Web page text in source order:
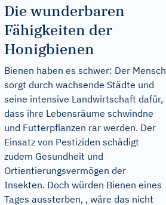
Die wunderbaren
Fähigkeiten der
Honigbienen
Bienen haben es schwer: Der Mensch
sorgt durch wachsende Städte und
seine intensive Landwirtschaft dafür,
dass ihre Lebensräume schwindne
und Futterpflanzen rar werden. Der
Einsatz von Pestiziden schädigt
zudem Gesundheit und
Ortientierungsvermögen der
Insekten. Doch würden Bienen eines
Tages aussterben, , wäre das nicht